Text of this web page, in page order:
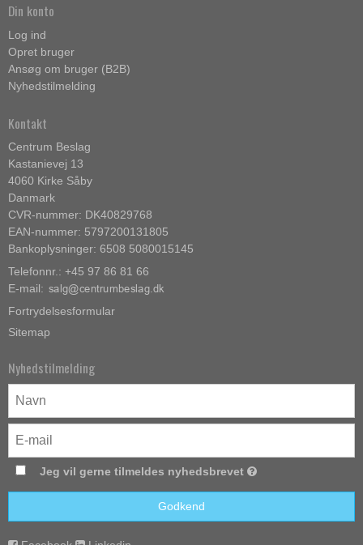
Din konto
Log ind
Opret bruger
Ansøg om bruger (B2B)
Nyhedstilmelding
Kontakt
Centrum Beslag
Kastanievej 13
4060 Kirke Såby
Danmark
CVR-nummer: DK40829768
EAN-nummer: 5797200131805
Bankoplysninger: 6508 5080015145
Telefonnr.: +45 97 86 81 66
E-mail:
Fortrydelsesformular
Sitemap
Nyhedstilmelding
Jeg vil gerne tilmeldes nyhedsbrevet
Godkend